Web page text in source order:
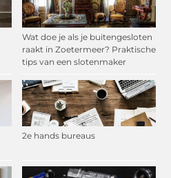
Wat doe je als je buitengesloten
raakt in Zoetermeer? Praktische
tips van een slotenmaker
2e hands bureaus